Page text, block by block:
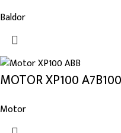
Baldor
MOTOR XP100
Motor